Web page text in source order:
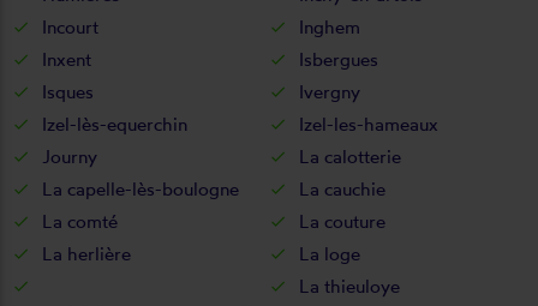
Incourt
Inghem
Inxent
Isbergues
Isques
Ivergny
Izel-lès-equerchin
Izel-les-hameaux
Journy
La calotterie
La capelle-lès-boulogne
La cauchie
La comté
La couture
La herlière
La loge
La thieuloye